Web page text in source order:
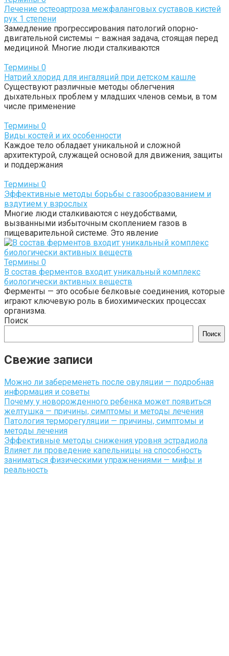
Лечение остеоартроза межфаланговых суставов кистей
рук 1 степени
Замедление прогрессирования патологий опорно-
двигательной системы – важная задача, стоящая перед
медициной. Многие люди сталкиваются
Термины 0
Натрий хлорид для ингаляций при детском кашле
Существуют различные методы облегчения
дыхательных проблем у младших членов семьи, в том
числе применение
Термины 0
Виды костей и их особенности
Каждое тело обладает уникальной и сложной
архитектурой, служащей основой для движения, защиты
и поддержания
Термины 0
Эффективные методы борьбы с газообразованием и
вздутием у взрослых
Многие люди сталкиваются с неудобствами,
вызванными избыточным скоплением газов в
пищеварительной системе. Это явление
Термины 0
В состав ферментов входит уникальный комплекс
биологически активных веществ
Ферменты — это особые белковые соединения, которые
играют ключевую роль в биохимических процессах
организма.
Поиск
Поиск
Свежие записи
Можно ли забеременеть после овуляции — подробная
информация и советы
Почему у новорожденного ребенка может появиться
желтушка — причины, симптомы и методы лечения
Патология терморегуляции — причины, симптомы и
методы лечения
Эффективные методы снижения уровня эстрадиола
Влияет ли проведение капельницы на способность
заниматься физическими упражнениями — мифы и
реальность